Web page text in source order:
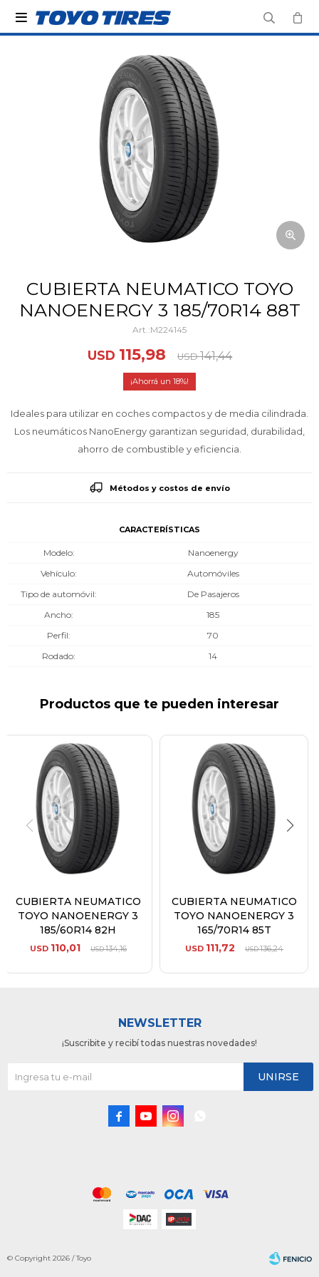

CUBIERTA NEUMATICO TOYO
NANOENERGY 3 185/70R14 88T
M224145
USD 115,98 USD 141,44
18
Ideales para utilizar en coches compactos y de media cilindrada.
Los neumáticos NanoEnergy garantizan seguridad, durabilidad,
ahorro de combustible y eficiencia.
Métodos y costos de envío
CARACTERÍSTICAS
Modelo
Nanoenergy
Vehículo
Automóviles
Tipo de automóvil
De Pasajeros
Ancho
185
Perfil
70
Rodado
14
Productos que te pueden interesar
CUBIERTA NEUMATICO
TOYO NANOENERGY 3
185/60R14 82H
USD 110,01 USD134,16
CUBIERTA NEUMATICO
TOYO NANOENERGY 3
165/70R14 85T
USD 111,72 USD136,24
NEWSLETTER
¡Suscribite y recibí todas nuestras novedades!
UNIRSE
  
© Copyright 2026 / Toyo